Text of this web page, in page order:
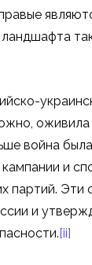
война
и
партий.
и
[ii]